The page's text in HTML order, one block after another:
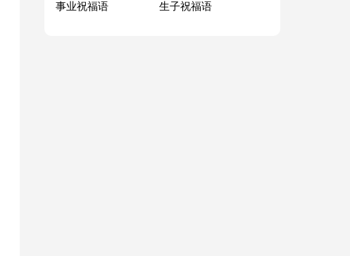
事业祝福语 生子祝福语